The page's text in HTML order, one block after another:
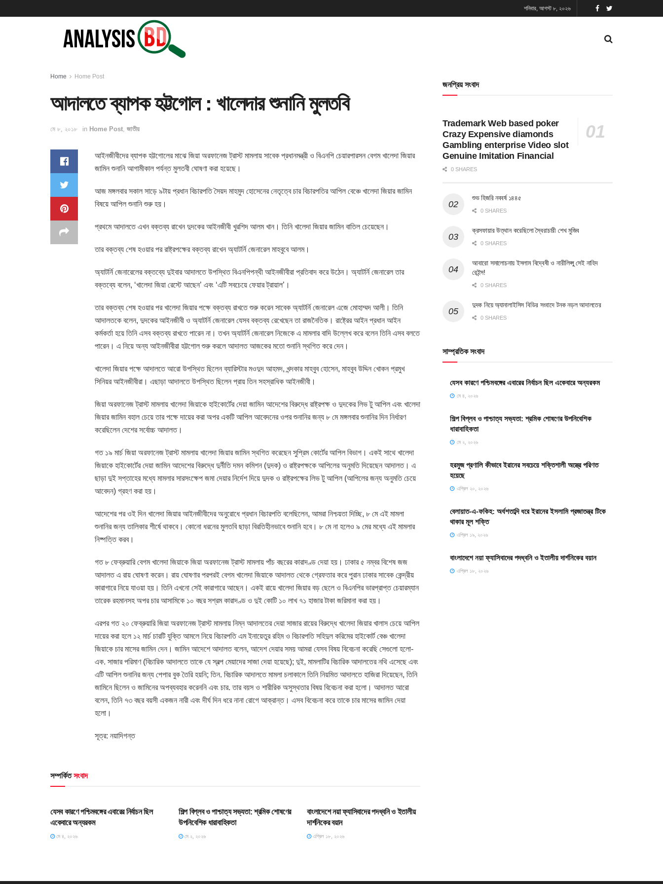
শনিবার, আগস্ট ৮, ২০২৬
Home Home Post
আদালতে ব্যাপক হট্টগোল : খালেদার শুনানি মুলতবি
মে ৮, ২০১৮ in Home Post জাতীয়
আইনজীবীদের ব্যাপক হট্টগোলের মাঝে জিয়া অরফানেজ ট্রাস্ট মামলায় সাবেক প্রধানমন্ত্রী ও বিএনপি চেয়ারপারসন বেগম খালেদা জিয়ার
জামিন শুনানি আগামীকাল পর্যন্ত মুলতবী ঘোষণা করা হয়েছে।
আজ মঙ্গলবার সকাল সাড়ে ৯টায় প্রধান বিচারপতি সৈয়দ মাহমুদ হোসেনের নেতৃত্বে চার বিচারপতির আপিল বেঞ্চে খালেদা জিয়ার জামিন
বিষয়ে আপিল শুনানি শুরু হয়।
প্রথমে আদালতে এখন বক্তব্য রাখেন দুদকের আইনজীবী খুরশিদ আলম খান। তিনি খালেদা জিয়ার জামিন বাতিল চেয়েছেন।
তার বক্তব্য শেষ হওয়ার পর রাষ্ট্রপক্ষের বক্তব্য রাখেন অ্যাটর্নি জেনারেল মাহবুবে আলম।
অ্যাটর্নি জেনারেলের বক্তব্যে দুইবার আদালতে উপস্থিত বিএনপিপন্থী আইনজীবীরা প্রতিবাদ করে উঠেন। অ্যাটর্নি জেনারেল তার
বক্তব্যে বলেন, ‘খালেদা জিয়া রেস্টে আছেন’ এবং ‘এটি সবচেয়ে ফেয়ার ট্রায়াল’।
তার বক্তব্য শেষ হওয়ার পর খালেদা জিয়ার পক্ষে বক্তব্য রাখতে শুরু করেন সাবেক অ্যাটর্নি জেনারেল এজে মোহাম্মদ আলী। তিনি
আদালতকে বলেন, দুদকের আইনজীবী ও অ্যাটর্নি জেনারেল যেসব বক্তব্য রেখেছেন তা রাজনৈতিক। রাষ্ট্রের আইন প্রধান আইন
কর্মকর্তা হয়ে তিনি এসব বক্তব্য রাখতে পারেন না। তখন অ্যাটর্নি জেনারেল নিজেকে এ মামলার বাদি উল্লেখ করে বলেন তিনি এসব বলতে
পারেন। এ নিয়ে অন্য আইনজীবীরা হট্টগোল শুরু করলে আদালত আজকের মতো শুনানি স্থগিত করে দেন।
খালেদা জিয়ার পক্ষে আদালতে আরো উপস্থিত ছিলেন ব্যারিস্টার মওদুদ আহমদ, খন্দকার মাহবুব হোসেন, মাহবুব উদ্দিন খোকন প্রমুখ
সিনিয়র আইনজীবীরা। এছাড়া আদালতে উপস্থিত ছিলেন প্রায় তিন সহস্রাধিক আইনজীবী।
জিয়া অরফানেজ ট্রাস্ট মামলায় খালেদা জিয়াকে হাইকোর্টের দেয়া জামিন আদেশের বিরুদ্ধে রাষ্ট্রপক্ষ ও দুদকের লিভ টু আপিল এবং খালেদা
জিয়ার জামিন বহাল চেয়ে তার পক্ষে দায়ের করা অপর একটি আপিল আবেদনের ওপর শুনানির জন্য ৮ মে মঙ্গলবার শুনানির দিন নির্ধারণ
করেছিলেন দেশের সর্বোচ্চ আদালত।
গত ১৯ মার্চ জিয়া অরফানেজ ট্রাস্ট মামলায় খালেদা জিয়ার জামিন স্থগিত করেছেন সুপ্রিম কোর্টের আপিল বিভাগ। একই সাথে খালেদা
জিয়াকে হাইকোর্টের দেয়া জামিন আদেশের বিরুদ্ধে দুর্নীতি দমন কমিশন (দুদক) ও রাষ্ট্রপক্ষকে আপিলের অনুমতি দিয়েছেন আদালত। এ
ছাড়া দুই সপ্তাহের মধ্যে মামলার সারসংক্ষেপ জমা দেয়ার নির্দেশ দিয়ে দুদক ও রাষ্ট্রপক্ষের লিভ টু আপিল (আপিলের জন্য অনুমতি চেয়ে
আবেদন) গ্রহণ করা হয়।
আদেশের পর ওই দিন খালেদা জিয়ার আইনজীবীদের অনুরোধে প্রধান বিচারপতি বলেছিলেন, আমরা নিশ্চয়তা দিচ্ছি, ৮ মে এই মামলা
শুনানির জন্য তালিকার শীর্ষে থাকবে। কোনো ধরনের মুলতবি ছাড়া বিরতিহীনভাবে শুনানি হবে। ৮ মে না হলেও ৯ মের মধ্যে এই মামলার
নিষ্পত্তি করব।
গত ৮ ফেব্রুয়ারি বেগম খালেদা জিয়াকে জিয়া অরফানেজ ট্রাস্ট মামলায় পাঁচ বছরের কারাদণ্ড দেয়া হয়। ঢাকার ৫ নম্বর বিশেষ জজ
আদালত এ রায় ঘোষণা করেন। রায় ঘোষণার পরপরই বেগম খালেদা জিয়াকে আদালত থেকে গ্রেফতার করে পুরান ঢাকার সাবেক কেন্দ্রীয়
কারাগারে নিয়ে যাওয়া হয়। তিনি এখনো সেই কারাগারে আছেন। একই রায়ে খালেদা জিয়ার বড় ছেলে ও বিএনপির ভারপ্রাপ্ত চেয়ারম্যান
তারেক রহমানসহ অপর চার আসামিকে ১০ বছর সশ্রম কারাদণ্ড ও দুই কোটি ১০ লাখ ৭১ হাজার টাকা জরিমানা করা হয়।
এরপর গত ২০ ফেব্রুয়ারি জিয়া অরফানেজ ট্রাস্ট মামলায় নিম্ন আদালতের দেয়া সাজার রায়ের বিরুদ্ধে খালেদা জিয়ার খালাস চেয়ে আপিল
দায়ের করা হলে ১২ মার্চ চারটি যুক্তি আমলে নিয়ে বিচারপতি এম ইনায়েতুর রহিম ও বিচারপতি সহিদুল করিমের হাইকোর্ট বেঞ্চ খালেদা
জিয়াকে চার মাসের জামিন দেন। জামিন আদেশে আদালত বলেন, আদেশ দেয়ার সময় আমরা যেসব বিষয় বিবেচনা করেছি সেগুলো হলো-
এক. সাজার পরিমাণ (বিচারিক আদালতে তাকে যে স্বল্প মেয়াদের সাজা দেয়া হয়েছে); দুই, মামলাটির বিচারিক আদালতের নথি এসেছে এবং
এটি আপিল শুনানির জন্য পেপার বুক তৈরি হয়নি; তিন. বিচারিক আদালতে মামলা চলাকালে তিনি নিয়মিত আদালতে হাজিরা দিয়েছেন, তিনি
জামিনে ছিলেন ও জামিনের অপব্যবহার করেননি এবং চার. তার বয়স ও শারীরিক অসুস্থতার বিষয় বিবেচনা করা হলো। আদালত আরো
বলেন, তিনি ৭৩ বছর বয়সী একজন নারী এবং দীর্ঘ দিন ধরে নানা রোগে আক্রান্ত। এসব বিবেচনা করে তাকে চার মাসের জামিন দেয়া
হলো।
সূত্র: নয়াদিগন্ত
সম্পর্কিতসংবাদ
যেসব কারণে পশ্চিমবঙ্গের এবারের নির্বাচন ছিল
একেবারে অন্যরকম
মে ৪, ২০২৬
শিল্প বিপ্লব ও পাশ্চাত্য সভ্যতা: শ্রমিক শোষণের
উপনিবেশিক ধারাবাহিকতা
মে ২, ২০২৬
বাংলাদেশে নয়া ফ্যাসিবাদের পদধ্বনি ও ইতালীয়
দার্শনিকের বয়ান
এপ্রিল ১৮, ২০২৬
জনপ্রিয় সংবাদ
Trademark Web based poker
Crazy Expensive diamonds
Gambling enterprise Video slot
Genuine Imitation Financial
0 SHARES
শুভ হিজরি নববর্ষ ১৪৪৫
0 SHARES
ক্রসফায়ার উত্থান করেছিলো স্বৈরাচারী শেখ মুজিব
0 SHARES
আবারো সমালোচনায় ইসলাম বিদ্বেষী ও নারীলিপ্সু সেই নাহিদ
রেইন্স!
0 SHARES
দুদক নিয়ে অ্যানালাইসিস বিডির সংবাদে টনক নড়ল আদালতের
0 SHARES
সাম্প্রতিক সংবাদ
যেসব কারণে পশ্চিমবঙ্গের এবারের নির্বাচন ছিল একেবারে অন্যরকম
মে ৪, ২০২৬
শিল্প বিপ্লব ও পাশ্চাত্য সভ্যতা: শ্রমিক শোষণের উপনিবেশিক
ধারাবাহিকতা
মে ২, ২০২৬
হরমুজ প্রণালি কীভাবে ইরানের সবচেয়ে শক্তিশালী অস্ত্রে পরিণত
হয়েছে
এপ্রিল ২০, ২০২৬
বেলায়াত-এ-ফকিহ: অর্ধশতাব্দি ধরে ইরানের ইসলামি প্রজাতন্ত্র টিকে
থাকার মূল শক্তি
এপ্রিল ১৯, ২০২৬
বাংলাদেশে নয়া ফ্যাসিবাদের পদধ্বনি ও ইতালীয় দার্শনিকের বয়ান
এপ্রিল ১৮, ২০২৬